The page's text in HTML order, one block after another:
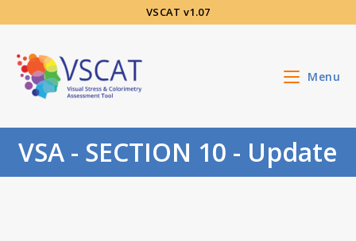
au
VSCAT v1.07
Menu
VSA - SECTION 10 - Update